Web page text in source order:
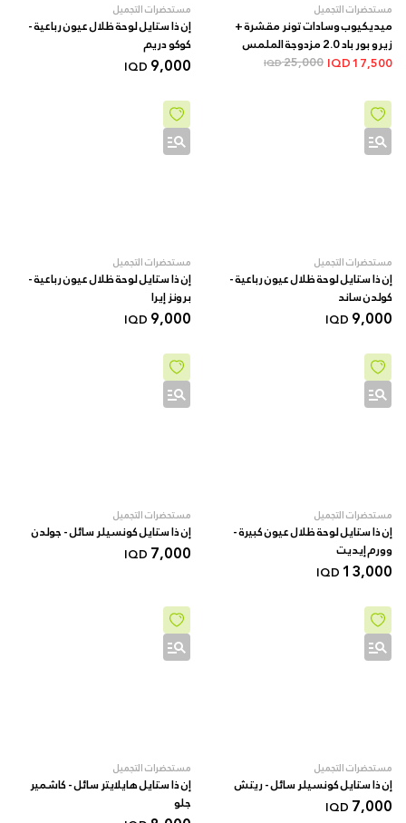
مستحضرات التجميل
ميديكيوب وسادات تونر مقشرة +
زيرو بور باد 2.0 مزدوجة الملمس
بأحماض AHA/BHA + 70 قطعة
17,500
25,000
IQD
مستحضرات التجميل
إن ذا ستايل لوحة ظلال عيون رباعية -
کوکو دریم
9,000
IQD
مستحضرات التجميل
إن ذا ستايل لوحة ظلال عيون رباعية -
کولدن ساند
9,000
IQD
مستحضرات التجميل
إن ذا ستايل لوحة ظلال عيون رباعية -
برونز إيرا
9,000
IQD
مستحضرات التجميل
إن ذا ستايل لوحة ظلال عيون كبيرة -
وورم إيديت
13,000
IQD
مستحضرات التجميل
إن ذا ستايل كونسيلر سائل - جولدن
7,000
IQD
مستحضرات التجميل
إن ذا ستايل كونسيلر سائل - ريتش
7,000
IQD
مستحضرات التجميل
إن ذا ستايل هايلايتر سائل - كاشمير
جلو